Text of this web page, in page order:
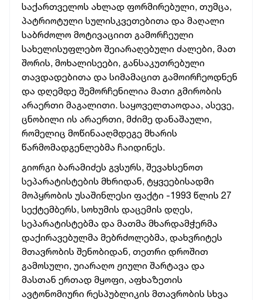
საქართველოს ახლად ფორმირებული, თუმცა,
პატრიოტული სულისკვეთებითა და მაღალი
საბრძოლო მოტივაციით გამორჩეული
სახელისუფლებო შეიარაღებული ძალები, მათ
შორის, მოხალისეები, განსაკუთრებული
თავდადებითა და სიმამაცით გამოირჩეოდნენ
და დღემდე შემორჩენილია მათი გმირობის
არაერთი მაგალითი. საყოველთაოდაა, ასევე,
ცნობილი ის არაერთი, მძიმე დანაშაული,
რომელიც მოწინააღმდეგე მხარის
წარმომადგენლებმა ჩაიდინეს.
გიორგი ბარამიძეს გვსურს, შევახსენოთ
სეპარატისტების მხრიდან, ტყვეებისადმი
მოპყრობის უსაშინლესი ფაქტი -1993 წლის 27
სექტემბერს, სოხუმის დაცემის დღეს,
სეპარატისტებმა და მათმა მხარდამჭერმა
დაქირავებულმა მებრძოლებმა, დახვრიტეს
მთავრობის შენობიდან, თეთრი დროშით
გამოსული, უიარაღო ჟიული შარტავა და
მასთან ერთად მყოფი, აფხაზეთის
ავტონომიური რესპუბლიკის მთავრობის სხვა